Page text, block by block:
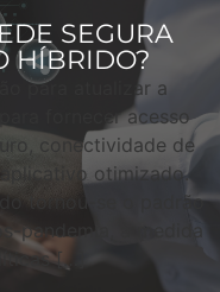
SEGURA
HÍBRIDO?
para atualizar a
fornecer acesso
conectividade de
otimizado.
tornou-se o padrão
pandemia, à medida
[…]